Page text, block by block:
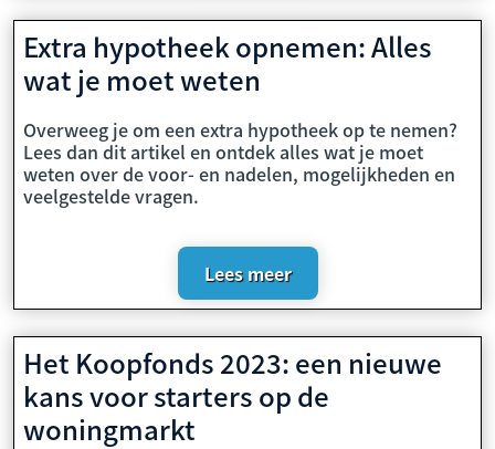
Extra hypotheek opnemen: Alles
wat je moet weten
Overweeg je om een extra hypotheek op te nemen?
Lees dan dit artikel en ontdek alles wat je moet
weten over de voor- en nadelen, mogelijkheden en
veelgestelde vragen.
Lees meer
Het Koopfonds 2023: een nieuwe
kans voor starters op de
woningmarkt